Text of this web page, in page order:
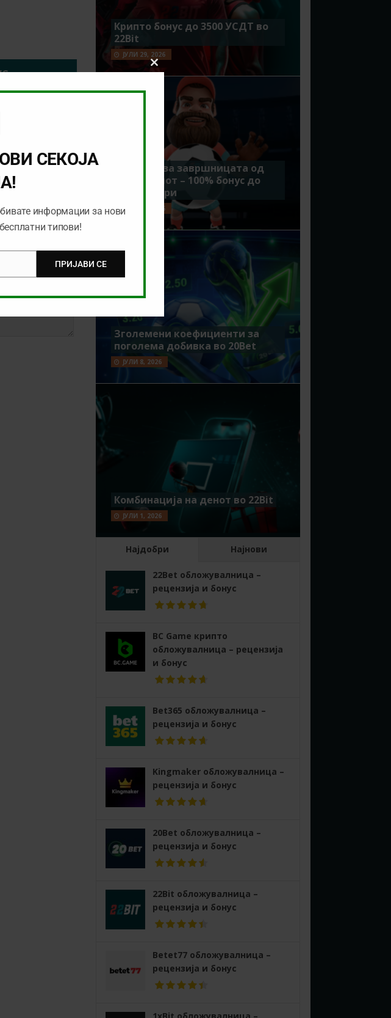
Крипто бонус до 3500 УСДТ во
22Bit
ЈУЛИ 29, 2026
Идеално за завршницата од
Мундијалот – 100% бонус до
7500 денари
ЈУЛИ 15, 2026
Зголемени коефициенти за
поголема добивка во 20Bet
ЈУЛИ 8, 2026
Комбинација на денот во 22Bit
ЈУЛИ 1, 2026
Најдобри Најнови
22Bet обложувалница –
рецензија и бонус
BC Game крипто
обложувалница – рецензија
и бонус
Bet365 обложувалница –
рецензија и бонус
Kingmaker обложувалница –
рецензија и бонус
20Bet обложувалница –
рецензија и бонус
22Bit обложувалница –
рецензија и бонус
Betet77 обложувалница –
рецензија и бонус
Close
this
module
СЕКОЈА
информации за нови
типови!
ПРИЈАВИ СЕ